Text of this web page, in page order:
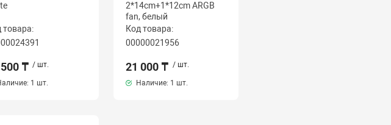
товара:
₸ / шт.
1 шт.
2*14cm+1*12cm ARGB
fan, белый
Код товара:
00000021956
21 000 ₸ / шт.
Наличие: 1 шт.